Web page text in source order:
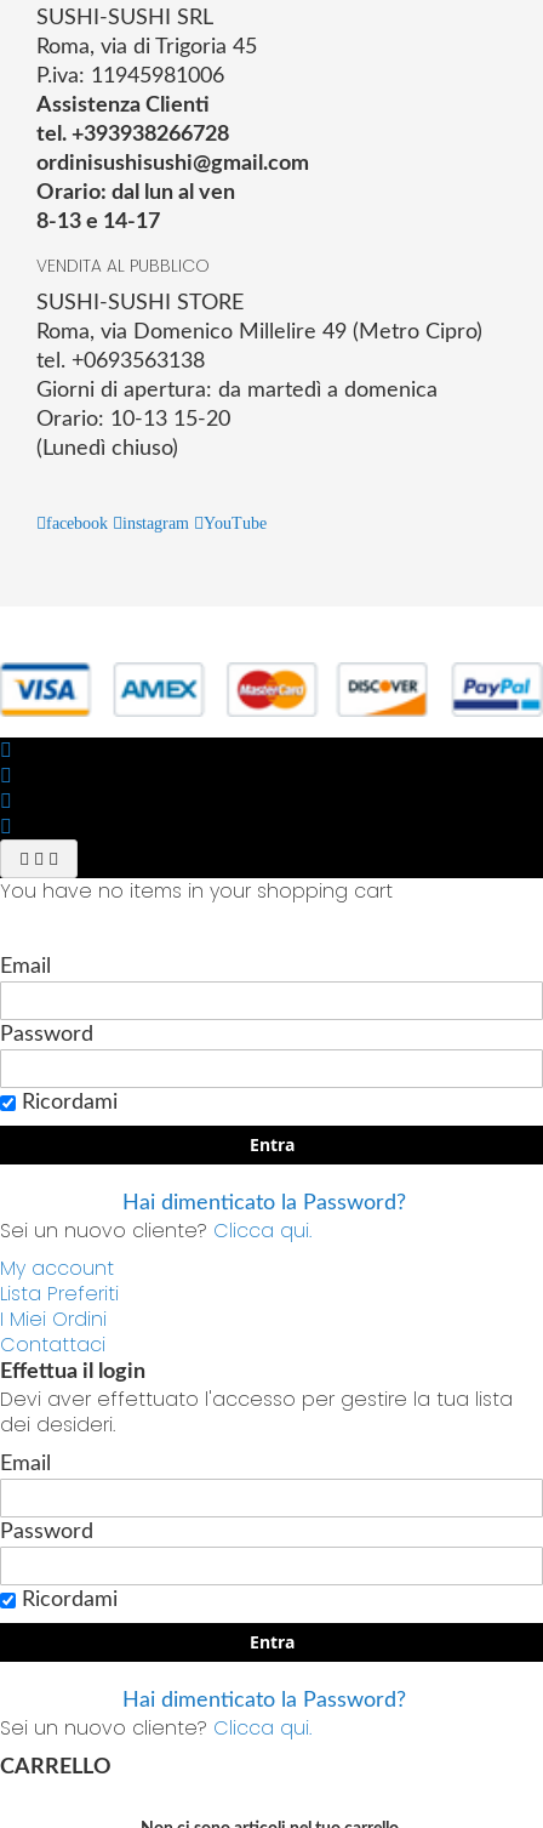
SUSHI-SUSHI SRL
Roma, via di Trigoria 45
P.iva: 11945981006
Assistenza Clienti
tel. +393938266728
ordinisushisushi@gmail.com
Orario: dal lun al ven
8-13 e 14-17
VENDITA AL PUBBLICO
SUSHI-SUSHI STORE
Roma, via Domenico Millelire 49 (Metro Cipro)
tel. +0693563138
Giorni di apertura: da martedì a domenica
Orario: 10-13 15-20
(Lunedì chiuso)
facebook instagram YouTube
You have no items in your shopping cart
Email
Password
Ricordami
Entra
Hai dimenticato la Password?
Sei un nuovo cliente? Clicca qui.
My account
Lista Preferiti
I Miei Ordini
Contattaci
Effettua il login
Devi aver effettuato l'accesso per gestire la tua lista
dei desideri.
Email
Password
Ricordami
Entra
Hai dimenticato la Password?
Sei un nuovo cliente? Clicca qui.
CARRELLO